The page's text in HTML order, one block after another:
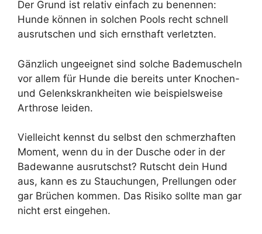
Der Grund ist relativ einfach zu benennen:
Hunde können in solchen Pools recht schnell
ausrutschen und sich ernsthaft verletzten.
Gänzlich ungeeignet sind solche Bademuscheln
vor allem für Hunde die bereits unter Knochen-
und Gelenkskrankheiten wie beispielsweise
Arthrose leiden.
Vielleicht kennst du selbst den schmerzhaften
Moment, wenn du in der Dusche oder in der
Badewanne ausrutschst? Rutscht dein Hund
aus, kann es zu Stauchungen, Prellungen oder
gar Brüchen kommen. Das Risiko sollte man gar
nicht erst eingehen.